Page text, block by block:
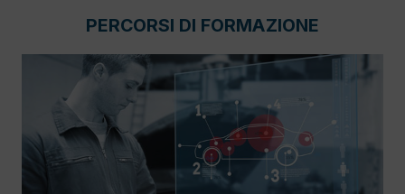
PERCORSI DI FORMAZIONE